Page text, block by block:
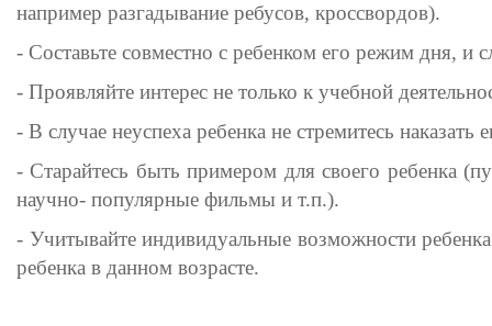
например разгадывание ребусов, кроссвордов).
- Составьте совместно с ребенком его режим дня, и
- Проявляйте интерес не только к учебной
- В случае неуспеха ребенка не стремитесь
- Старайтесь быть примером для своего ребенка
научно- популярные фильмы и т.п.).
- Учитывайте индивидуальные возможности
ребенка в данном возрасте.